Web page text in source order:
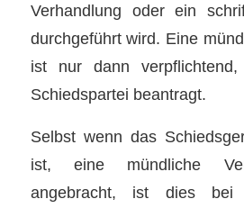
Verhandlung oder ein
durchgeführt wird. Eine
ist nur dann
Schiedspartei beantragt.
Selbst wenn das
ist, eine mündliche
angebracht, ist dies bei